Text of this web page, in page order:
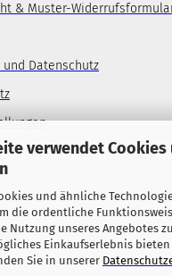
verwendet Cookies
und ähnliche
die ordentliche
Nutzung unseres Angebotes
Einkaufserlebnis
Sie in unserer
& Muster-
Datenschutz